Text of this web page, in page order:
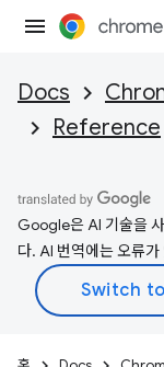
Docs
Reference
Google은 AI 기술을
다. AI 번역에는 오류